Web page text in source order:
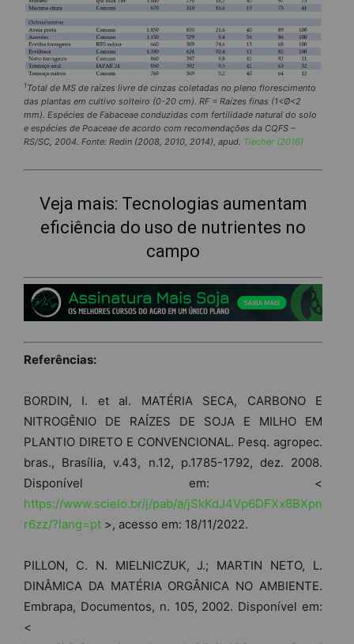
1Total de MS de raízes livre de cinzas coletadas no pleno florescimento
das plantas em cultivo solteiro (0-20 cm). RF = Raízes finas (1<Ø<2
mm). Espécies de Fabaceae conduzidas com fertilidade natural do solo
e espécies de Poaceae de acordo com recomendações da CQFS –
RS/SC, 2004. Fonte: Redin (2008, 2010, 2014), apud. Tiecher (2016)
Veja mais: Tecnologias aumentam
eficiência do uso de nutrientes no
campo
Referências:
BORDIN, I. et al. MATÉRIA SECA, CARBONO E
NITROGÊNIO DE RAÍZES DE SOJA E MILHO EM
PLANTIO DIRETO E CONVENCIONAL. Pesq. agropec.
bras., Brasília, v.43, n.12, p.1785-1792, dez. 2008.
Disponível em: <
https://www.scielo.br/j/pab/a/jSkKdJ4Vp6DFXx8BXpn
r6zz/?lang=pt >, acesso em: 18/11/2022.
PILLON, C. N. MIELNICZUK, J.; MARTIN NETO, L.
DINÂMICA DA MATÉRIA ORGÂNICA NO AMBIENTE.
Embrapa, Documentos, n. 105, 2002. Disponível em:
<